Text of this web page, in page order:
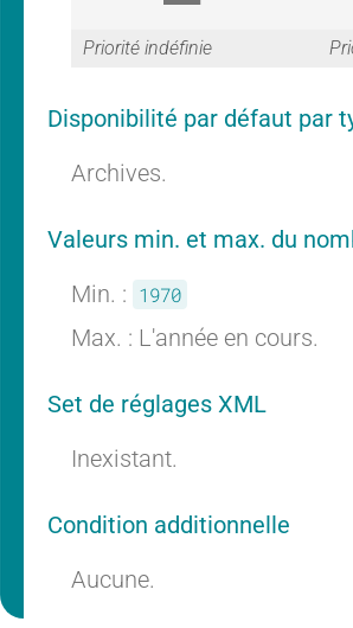
G
a
r
a
n
Priorité indéfinie
Disponibilité par défaut par
Archives.
Valeurs min. et max. du
Min. : 1970
Max. : L'année en cours.
Set de réglages XML
Inexistant.
Condition additionnelle
Aucune.